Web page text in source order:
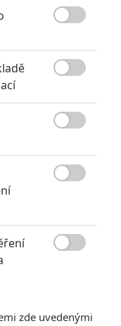
ze zneužívání
je v podezření už
byla nezletilá. Leto
úplní zelenáči
Ale kdeže... někdy
talentu a využít
zde uvedenými